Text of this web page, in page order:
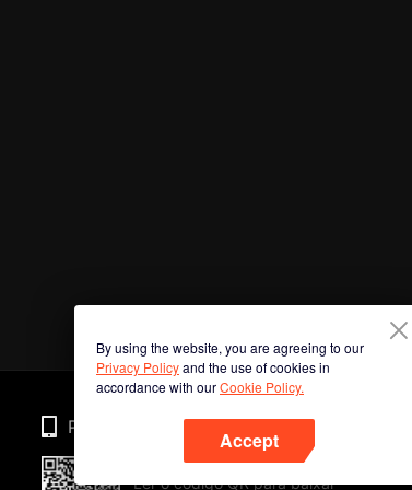
By using the website, you are agreeing to our
Privacy Policyand the use of cookies in
accordance with ourCookie Policy.
Accept
Phone
Ler o código QR para baixar